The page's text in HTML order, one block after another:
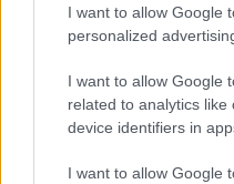
I want to allow Google
personalized
I want to allow Google
related to analytics like
device identifiers in
I want to allow Google